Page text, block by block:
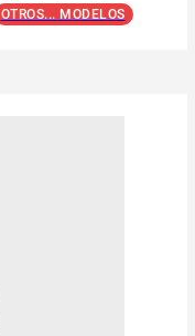
OTROS... MODELOS